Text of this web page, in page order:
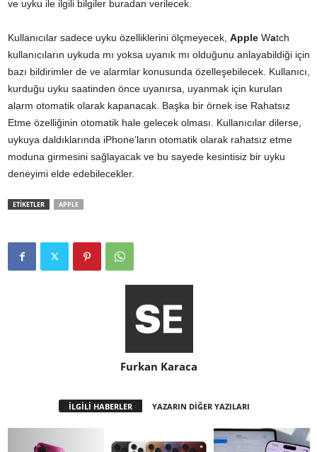
ve uyku ile ilgili bilgiler buradan verilecek.
Kullanıcılar sadece uyku özelliklerini ölçmeyecek, Apple Watch
kullanıcıların uykuda mı yoksa uyanık mı olduğunu anlayabildiği için
bazı bildirimler de ve alarmlar konusunda özelleşebilecek. Kullanıcı,
kurduğu uyku saatinden önce uyanırsa, uyanmak için kurulan
alarm otomatik olarak kapanacak. Başka bir örnek ise Rahatsız
Etme özelliğinin otomatik hale gelecek olması. Kullanıcılar dilerse,
uykuya daldıklarında iPhone’ların otomatik olarak rahatsız etme
moduna girmesini sağlayacak ve bu sayede kesintisiz bir uyku
deneyimi elde edebilecekler.
ETİKETLER APPLE
Furkan Karaca
İLGİLİ HABERLER YAZARIN DİĞER YAZILARI